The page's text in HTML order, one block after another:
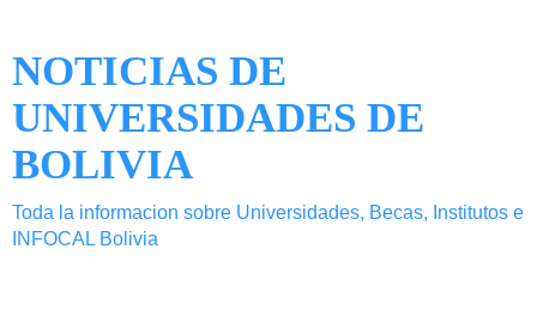
NOTICIAS DE
UNIVERSIDADES DE
BOLIVIA
Toda la informacion sobre Universidades, Becas, Institutos e
INFOCAL Bolivia